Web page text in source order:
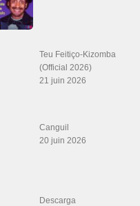
Teu Feitiço-Kizomba
(Official 2026)
21 juin 2026
Canguil
20 juin 2026
Descarga